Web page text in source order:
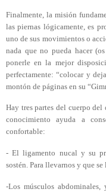
Finalmente, la misión
las piernas lógicamente, es
uno de sus movimientos o
nada que no pueda hacer
ponerle en la mejor
perfectamente: “colocar y
montón de páginas en su
Hay tres partes del cuerpo
conocimiento ayuda a
confortable:
- El ligamento nucal y su
sostén. Para llevarnos y que
-Los músculos